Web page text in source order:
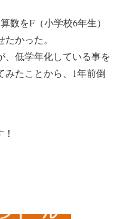
数をF（小学校6年生）
かった。
、低学年化している事を
みたことから、1年前倒